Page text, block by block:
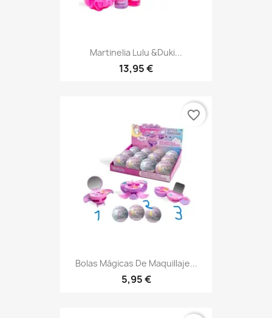
Martinelia Lulu &Duki...
13,95 €
Bolas Mágicas De Maquillaje...
5,95 €
favorite_border